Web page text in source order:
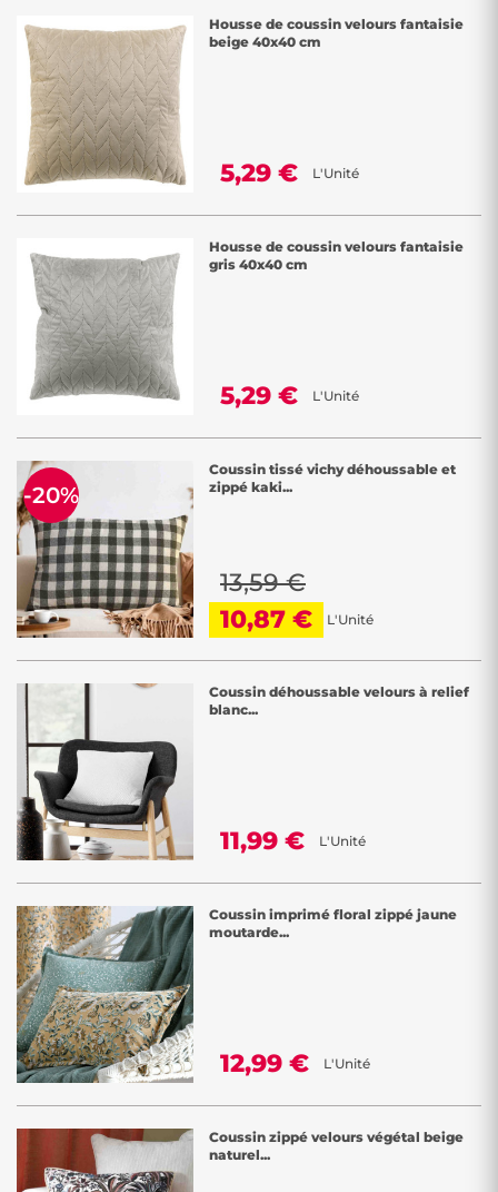
Housse de coussin velours fantaisie
beige 40x40 cm
5,29 € L'Unité
Housse de coussin velours fantaisie
gris 40x40 cm
5,29 € L'Unité
Coussin tissé vichy déhoussable et
zippé kaki...
13,59 €
10,87 €
L'Unité
-20%
Coussin déhoussable velours à relief
blanc...
11,99 € L'Unité
Coussin imprimé floral zippé jaune
moutarde...
12,99 € L'Unité
Coussin zippé velours végétal beige
naturel...